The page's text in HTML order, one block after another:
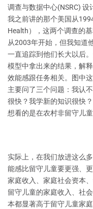
调查与数据中心(NSRC)
我之前讲的那个美国从
Health），这两个调查的
从2003年开始，但我知道
一直追踪到他们长大以后
模型中拿出来的结果，解
效能感跟任务相关。图中
主要问了三个问题：我认
很快？我学新的知识很快
想看的是在农村非留守儿
实际上，在我们放进这么
能感比留守儿童要更强、
家庭收入、家庭社会资本
留守儿童的家庭收入、社
本都显著高于留守儿童家